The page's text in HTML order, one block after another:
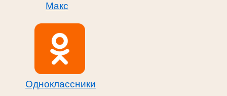
Макс
Одноклассники